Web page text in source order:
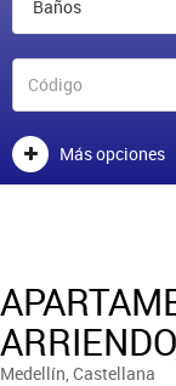
Más opciones
Medellín, Castellana